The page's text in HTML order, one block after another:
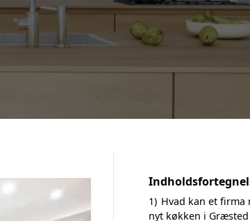
1) Hvad kan et firma
nyt køkken i